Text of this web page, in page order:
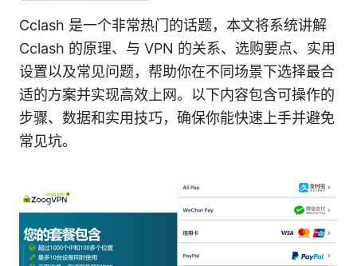
Cclash 是一个非常热门的话题，本文将系统讲解
Cclash 的原理、与 VPN 的关系、选购要点、实用
设置以及常见问题，帮助你在不同场景下选择最合
适的方案并实现高效上网。以下内容包含可操作的
步骤、数据和实用技巧，确保你能快速上手并避免
常见坑。